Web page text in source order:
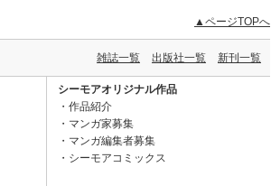
▲ページTOPへ
雑誌一覧 出版社一覧 新刊一覧
シーモアオリジナル作品
作品紹介
マンガ家募集
マンガ編集者募集
シーモアコミックス